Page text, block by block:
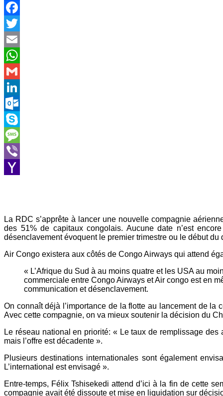
Facebook
Twitter
Email
WhatsApp
Gmail
LinkedIn
Outlook.com
Skype
Message
Viber
La RDC s’apprête à lancer une nouvelle compagnie
des 51% de capitaux congolais. Aucune date n’est
désenclavement évoquent le premier trimestre ou le début
Air Congo existera aux côtés de Congo Airways qui attend
« L’Afrique du Sud à au moins quatre et les USA au
commerciale entre Congo Airways et Air congo est en
communication et désenclavement.
On connaît déjà l’importance de la flotte au lancement de la
Avec cette compagnie, on va mieux soutenir la décision du
Le réseau national en priorité: « Le taux de remplissage
mais l’offre est décadente ».
Plusieurs destinations internationales sont également
L’international est envisagé ».
Entre-temps, Félix Tshisekedi attend d’ici à la fin de cette
compagnie avait été dissoute et mise en liquidation sur